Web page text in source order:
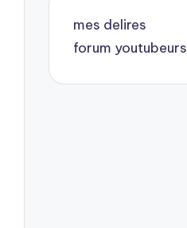
mes delires
forum youtubeurs